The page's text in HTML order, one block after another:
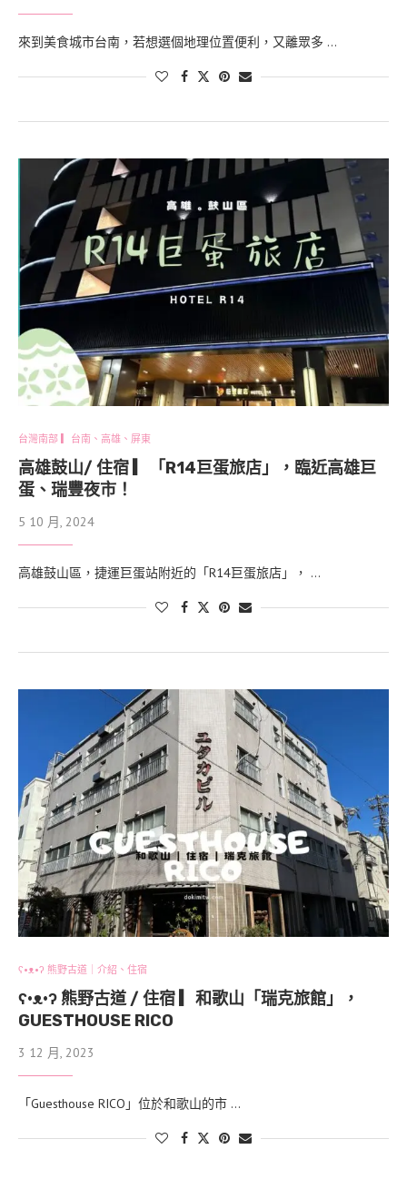
來到美食城市台南，若想選個地理位置便利，又離眾多 …
台灣南部 ▎台南、高雄、屏東
高雄鼓山/ 住宿 ▎「R14巨蛋旅店」，臨近高雄巨
蛋、瑞豐夜市！
5 10 月, 2024
高雄鼓山區，捷運巨蛋站附近的「R14巨蛋旅店」， …
ʕ•ᴥ•ʔ 熊野古道｜介紹、住宿
ʕ•ᴥ•ʔ 熊野古道 / 住宿 ▎和歌山「瑞克旅館」，
GUESTHOUSE RICO
3 12 月, 2023
「Guesthouse RICO」位於和歌山的市 …